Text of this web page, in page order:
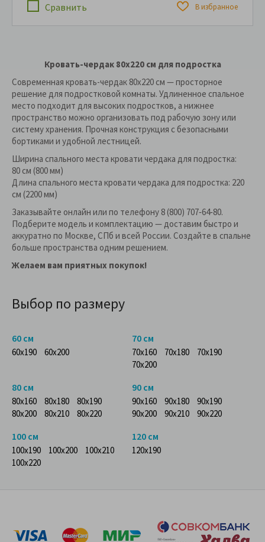
Сравнить В избранное
Кровать-чердак 80x220 см для подростка
Современная кровать-чердак 80х220 см — просторное
решение для подростковой комнаты. Удлиненное спальное
место подходит для высоких подростков, а нижнее
пространство можно организовать под рабочую зону или
систему хранения. Прочная конструкция с безопасными
бортиками и удобной лестницей.
Ширина спального места кровати чердака для подростка:
80 см (800 мм)
Длина спального места кровати чердака для подростка: 220
см (2200 мм)
Заказывайте онлайн или по телефону 8 (800) 707‑64‑80.
Подберите модель и комплектацию — доставим быстро и
аккуратно по Москве, СПб и всей России. Создайте в спальне
больше пространства одним решением.
Желаем вам приятных покупок!
Выбор по размеру
60 см
60x190 60x200
70 см
70x160 70x180
70x190
70x200
80 см
80x160 80x180
80x190
80x200
80x210 80x220
90 см
90x160 90x180
90x190
90x200
90x210 90x220
100 см
100x190 100x200
100x210
100x220
120 см
120x190